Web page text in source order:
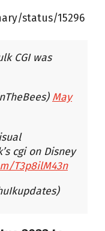
status/15296
CGI was
May
cgi on Disney
T3p8ilM43n